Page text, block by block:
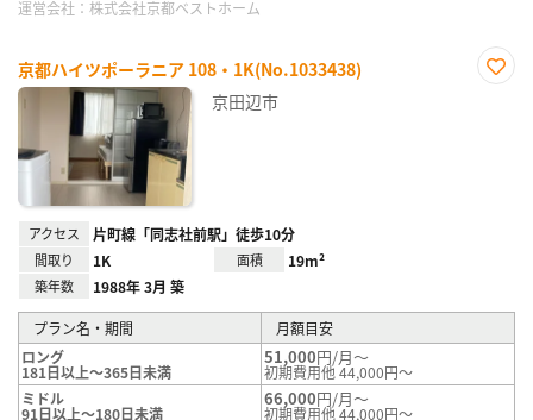
運営会社： 株式会社京都ベストホーム
京都ハイツポーラニア 108・1K(No.1033438)
京田辺市
アクセス 片町線「同志社前駅」徒歩10分
間取り 1K 面積 19m²
築年数 1988年 3月 築
プラン名・期間
月額目安
ロング
181日以上～365日未満
51,000円/月～
初期費用他 44,000円～
ミドル
91日以上～180日未満
66,000円/月～
初期費用他 44,000円～